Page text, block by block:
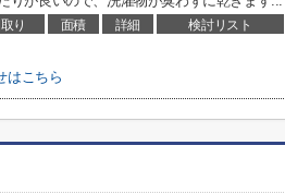
り 面積 詳細 検討リスト
はこちら